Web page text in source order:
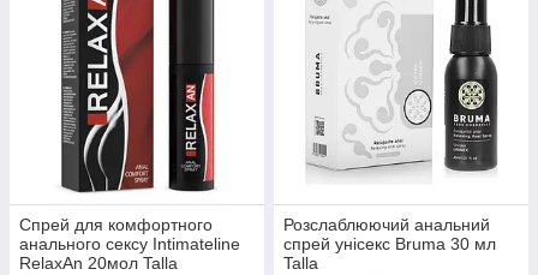
Спрей для комфортного
анального сексу Intimateline
RelaxAn 20мол Talla
Розслаблюючий анальний
спрей унісекс Bruma 30 мл
Talla